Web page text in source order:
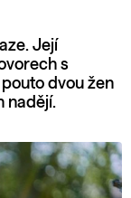
Její
s
dvou žen
nadějí.